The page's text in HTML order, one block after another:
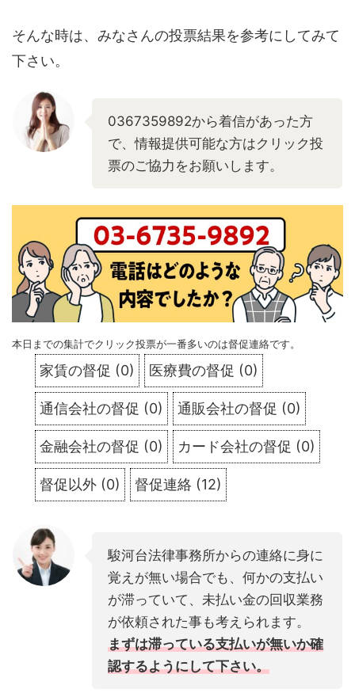
そんな時は、みなさんの投票結果を参考にしてみて
下さい。
0367359892から着信があった方
で、情報提供可能な方はクリック投
票のご協力をお願いします。
本日までの集計でクリック投票が一番多いのは督促連絡です。
家賃の督促 (0) 医療費の督促 (0)
通信会社の督促 (0) 通販会社の督促 (0)
金融会社の督促 (0) カード会社の督促 (0)
督促以外 (0) 督促連絡 (12)
駿河台法律事務所からの連絡に身に
覚えが無い場合でも、何かの支払い
が滞っていて、未払い金の回収業務
が依頼された事も考えられます。
まずは滞っている支払いが無いか確
認するようにして下さい。